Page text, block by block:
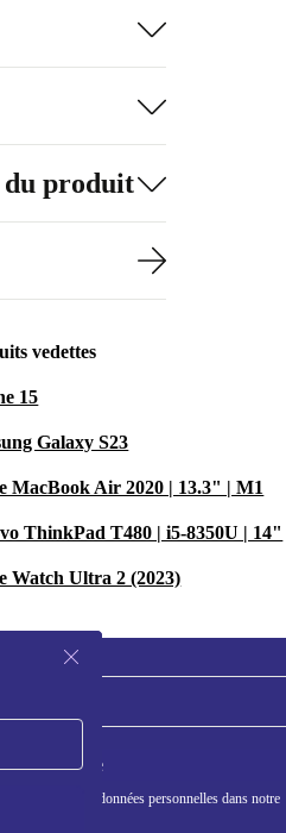
du produit
vedettes
15
Galaxy S23
MacBook Air 2020 | 13.3" | M1
ThinkPad T480 | i5-8350U | 14"
Watch Ultra 2 (2023)
S'inscrire
l'utilisation des données personnelles dans notre